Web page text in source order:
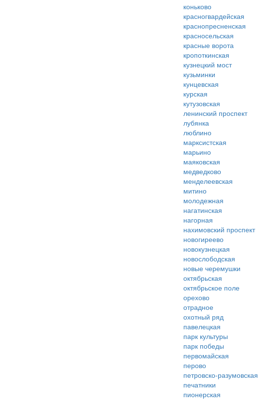
коньково
красногвардейская
краснопресненская
красносельская
красные ворота
кропоткинская
кузнецкий мост
кузьминки
кунцевская
курская
кутузовская
ленинский проспект
лубянка
люблино
марксистская
марьино
маяковская
медведково
менделеевская
митино
молодежная
нагатинская
нагорная
нахимовский проспект
новогиреево
новокузнецкая
новослободская
новые черемушки
октябрьская
октябрьское поле
орехово
отрадное
охотный ряд
павелецкая
парк культуры
парк победы
первомайская
перово
петровско-разумовская
печатники
пионерская